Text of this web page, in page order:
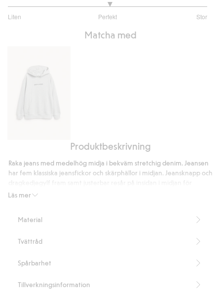
Liten Perfekt Stor
utav
Matcha med
texttryck
Produktbeskrivning
Läs mer
Raka jeans med medelhög midja i bekväm stretchig denim. Jeansen
har fem klassiska jeansfickor och skärphällor i midjan. Jeansknapp och
optimal passform och komfort.
Material
Tvättråd
Spårbarhet
Tillverkningsinformation